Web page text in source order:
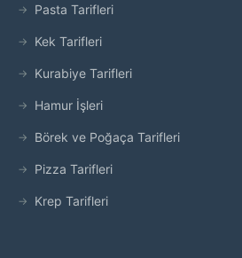
Pasta Tarifleri
Kek Tarifleri
Kurabiye Tarifleri
Hamur İşleri
Börek ve Poğaça Tarifleri
Pizza Tarifleri
Krep Tarifleri